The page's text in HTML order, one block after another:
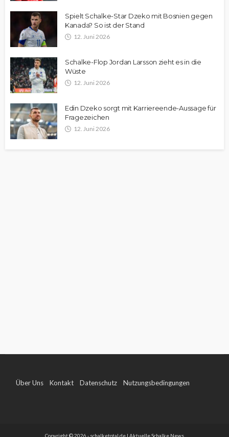
Spielt Schalke-Star Dzeko mit Bosnien gegen
Kanada? So ist der Stand
12. Juni 2026
Schalke-Flop Jordan Larsson zieht es in die
Wüste
12. Juni 2026
Edin Dzeko sorgt mit Karriereende-Aussage für
Fragezeichen
12. Juni 2026
Über Uns Kontakt Datenschutz Nutzungsbedingungen
Copyright © 2026 - schalketotal.de | Aktuelle Schalke News